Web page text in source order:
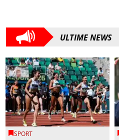
ULTIME NEWS
SPORT